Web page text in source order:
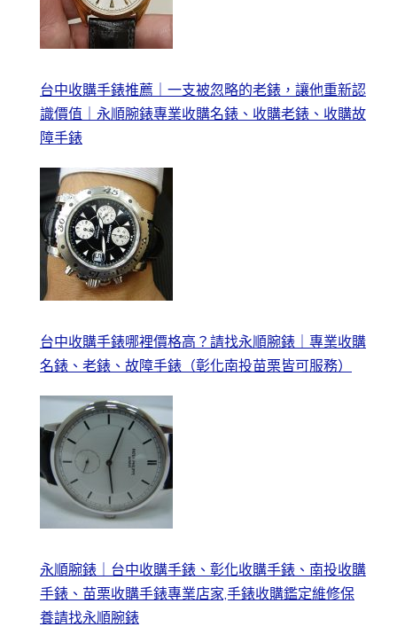
台中收購手錶推薦｜一支被忽略的老錶，讓他重新認
識價值｜永順腕錶專業收購名錶、收購老錶、收購故
障手錶
台中收購手錶哪裡價格高？請找永順腕錶｜專業收購
名錶、老錶、故障手錶（彰化南投苗栗皆可服務）
永順腕錶｜台中收購手錶、彰化收購手錶、南投收購
手錶、苗栗收購手錶專業店家,手錶收購鑑定維修保
養請找永順腕錶